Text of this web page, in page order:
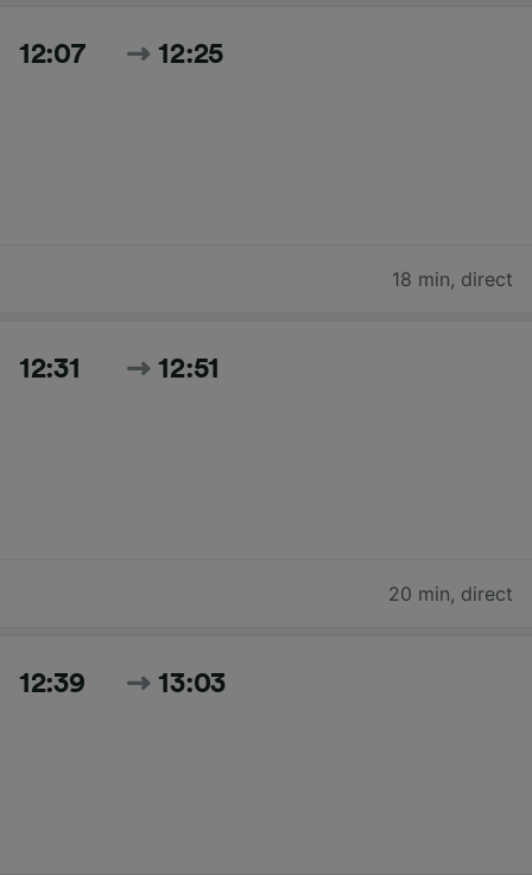
12:07 12:25
18 min, direct
12:31 12:51
20 min, direct
12:39 13:03